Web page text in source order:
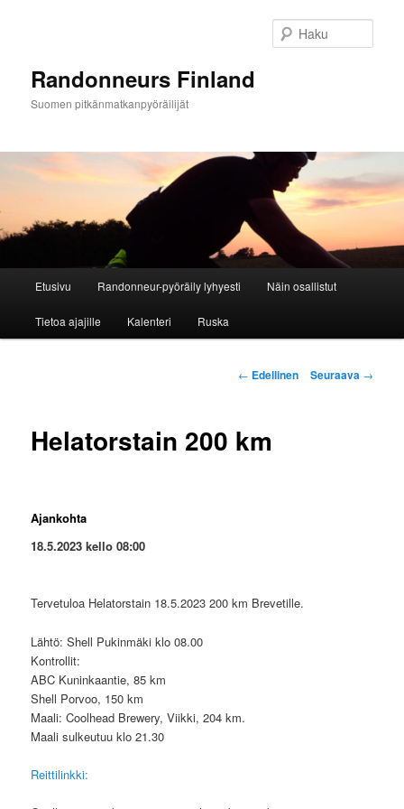
Randonneurs Finland
Suomen pitkänmatkanpyöräilijät
Etusivu Randonneur-pyöräily lyhyesti Näin osallistut
Tietoa ajajille Kalenteri Ruska
Artikkelien
← Edellinen Seuraava →
Helatorstain 200 km
Ajankohta
18.5.2023 kello 08:00
Tervetuloa Helatorstain 18.5.2023 200 km Brevetille.
Lähtö: Shell Pukinmäki klo 08.00
Kontrollit:
ABC Kuninkaantie, 85 km
Shell Porvoo, 150 km
Maali: Coolhead Brewery, Viikki, 204 km.
Maali sulkeutuu klo 21.30
Reittilinkki: